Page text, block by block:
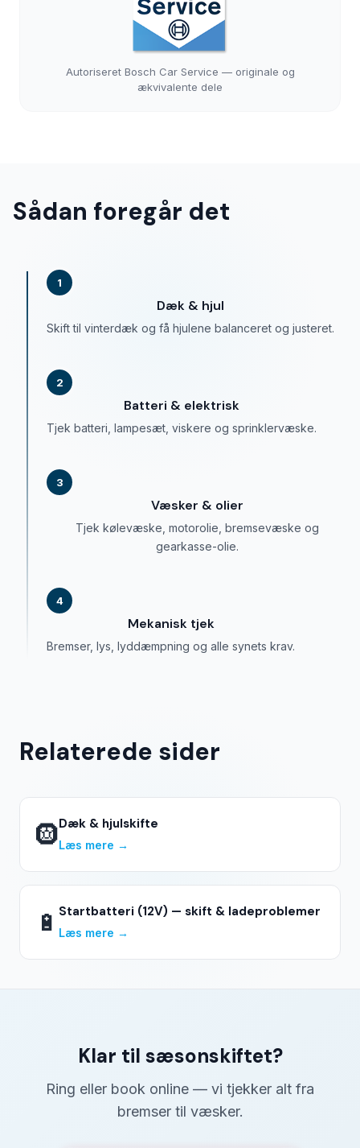
Autoriseret Bosch Car Service — originale og
ækvivalente dele
Sådan foregår det
1
Dæk & hjul
Skift til vinterdæk og få hjulene balanceret og justeret.
2
Batteri & elektrisk
Tjek batteri, lampesæt, viskere og sprinklervæske.
3
Væsker & olier
Tjek kølevæske, motorolie, bremsevæske og
gearkasse-olie.
4
Mekanisk tjek
Bremser, lys, lyddæmpning og alle synets krav.
Relaterede sider
🛞Dæk & hjulskifte
Læs mere →
🔋 Startbatteri (12V) — skift & ladeproblemer
Læs mere →
Klar til sæsonskiftet?
Ring eller book online — vi tjekker alt fra
bremser til væsker.